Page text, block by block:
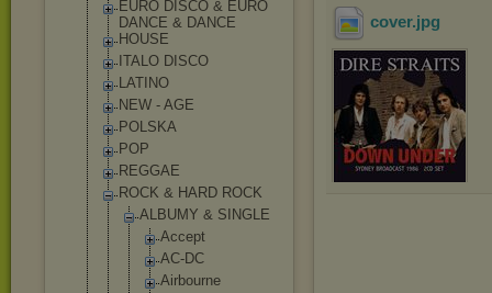
EURO DISCO & EURO
DANCE & DANCE
HOUSE
ITALO DISCO
LATINO
NEW - AGE
POLSKA
POP
REGGAE
ROCK & HARD ROCK
ALBUMY & SINGLE
Accept
AC-DC
Airbourne
cover.jpg